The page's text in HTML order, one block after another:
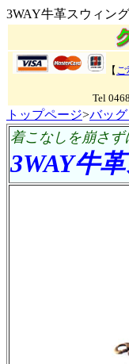
3WAY牛革スウィン
【 ご
Tel
トップページ>バッ
着こなしを崩さ
3WAY牛